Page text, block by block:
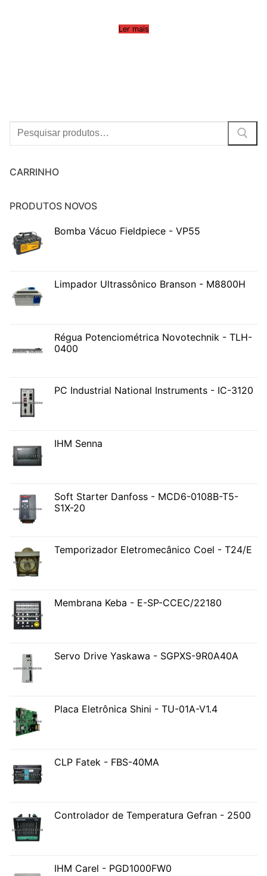
Ler mais
Procurar:
CARRINHO
PRODUTOS NOVOS
Bomba Vácuo Fieldpiece - VP55
Limpador Ultrassônico Branson - M8800H
Régua Potenciométrica Novotechnik - TLH-
0400
PC Industrial National Instruments - IC-3120
IHM Senna
Soft Starter Danfoss - MCD6-0108B-T5-
S1X-20
Temporizador Eletromecânico Coel - T24/E
Membrana Keba - E-SP-CCEC/22180
Servo Drive Yaskawa - SGPXS-9R0A40A
Placa Eletrônica Shini - TU-01A-V1.4
CLP Fatek - FBS-40MA
Controlador de Temperatura Gefran - 2500
IHM Carel - PGD1000FW0